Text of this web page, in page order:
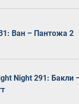
Ван – Пантожа 2
Night 291: Бакли